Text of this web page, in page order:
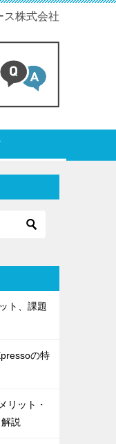
ス株式会社
ト、課題
の特
リット・
説